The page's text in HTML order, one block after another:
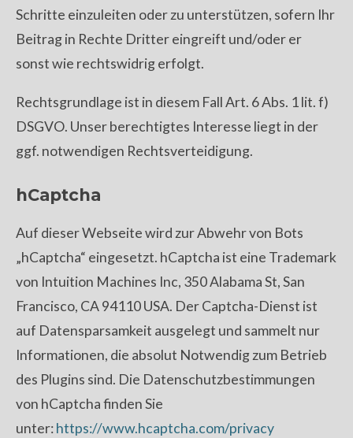
Schritte einzuleiten oder zu unterstützen, sofern Ihr
Beitrag in Rechte Dritter eingreift und/oder er
sonst wie rechtswidrig erfolgt.
Rechtsgrundlage ist in diesem Fall Art. 6 Abs. 1 lit. f)
DSGVO. Unser berechtigtes Interesse liegt in der
ggf. notwendigen Rechtsverteidigung.
hCaptcha
Auf dieser Webseite wird zur Abwehr von Bots
„hCaptcha“ eingesetzt. hCaptcha ist eine Trademark
von Intuition Machines Inc, 350 Alabama St, San
Francisco, CA 94110 USA. Der Captcha-Dienst ist
auf Datensparsamkeit ausgelegt und sammelt nur
Informationen, die absolut Notwendig zum Betrieb
des Plugins sind. Die Datenschutzbestimmungen
von hCaptcha finden Sie
unter:https://www.hcaptcha.com/privacy